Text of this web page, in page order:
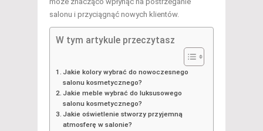
salonu i przyciągnąć nowych klientów.
W tym artykule przeczytasz
Jakie kolory wybrać do nowoczesnego
salonu kosmetycznego?
Jakie meble wybrać do luksusowego
salonu kosmetycznego?
Jakie oświetlenie stworzy przyjemną
atmosferę w salonie?